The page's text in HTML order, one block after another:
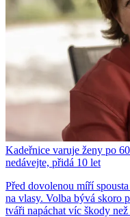
Kadeřnice varuje ženy po
nedávejte, přidá 10 let
Před dovolenou míří
na vlasy. Volba bývá skoro
tváři napáchat víc škody